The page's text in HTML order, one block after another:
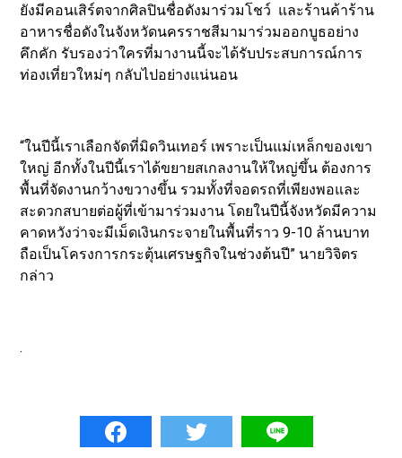
ยังมีคอนเสิร์ตจากศิลปินชื่อดังมาร่วมโชว์ และร้านค้าร้าน
อาหารชื่อดังในจังหวัดนครราชสีมามาร่วมออกบูธอย่าง
คึกคัก รับรองว่าใครที่มางานนี้จะได้รับประสบการณ์การ
ท่องเที่ยวใหม่ๆ กลับไปอย่างแน่นอน
“ในปีนี้เราเลือกจัดที่มิดวินเทอร์ เพราะเป็นแม่เหล็กของเขา
ใหญ่ อีกทั้งในปีนี้เราได้ขยายสเกลงานให้ใหญ่ขึ้น ต้องการ
พื้นที่จัดงานกว้างขวางขึ้น รวมทั้งที่จอดรถที่เพียงพอและ
สะดวกสบายต่อผู้ที่เข้ามาร่วมงาน โดยในปีนี้จังหวัดมีความ
คาดหวังว่าจะมีเม็ดเงินกระจายในพื้นที่ราว 9-10 ล้านบาท
ถือเป็นโครงการกระตุ้นเศรษฐกิจในช่วงต้นปี” นายวิจิตร
กล่าว
.